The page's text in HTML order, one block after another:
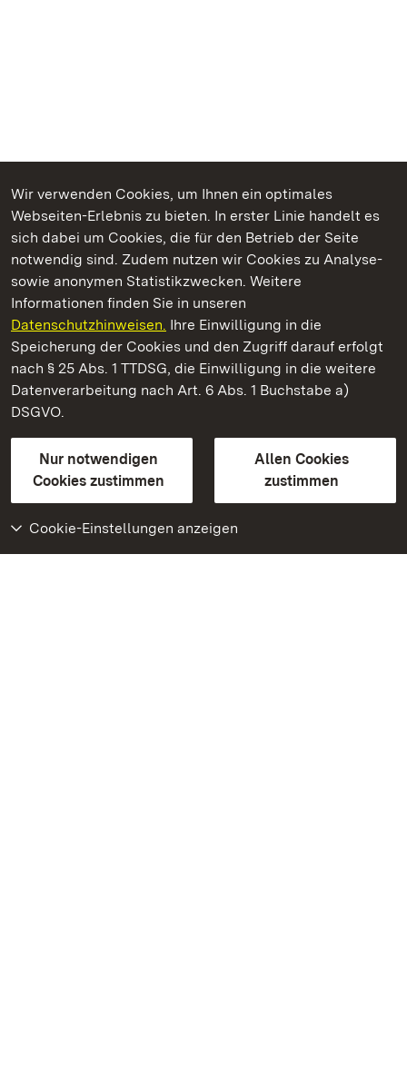
Wir verwenden Cookies, um Ihnen ein optimales
Webseiten-Erlebnis zu bieten. In erster Linie handelt es
sich dabei um Cookies, die für den Betrieb der Seite
notwendig sind. Zudem nutzen wir Cookies zu Analyse-
sowie anonymen Statistikzwecken. Weitere
Informationen finden Sie in unseren
Datenschutzhinweisen. Ihre Einwilligung in die
Speicherung der Cookies und den Zugriff darauf erfolgt
nach § 25 Abs. 1 TTDSG, die Einwilligung in die weitere
Datenverarbeitung nach Art. 6 Abs. 1 Buchstabe a)
DSGVO.
Nur notwendigen
Cookies zustimmen
Allen Cookies
zustimmen
Cookie-Einstellungen anzeigen
Kommen. Staunen. Genießen.
Staatliche Schlösser und Gärten Baden‑Württemberg
Staatliche Schlösser und Gärten Baden-Württemberg
Kontakt
GebärdenspracheLeichte Sprache
Erklärung zur Barrierefreiheit
BITV-konform (geprüfte Seiten)
Weiteres